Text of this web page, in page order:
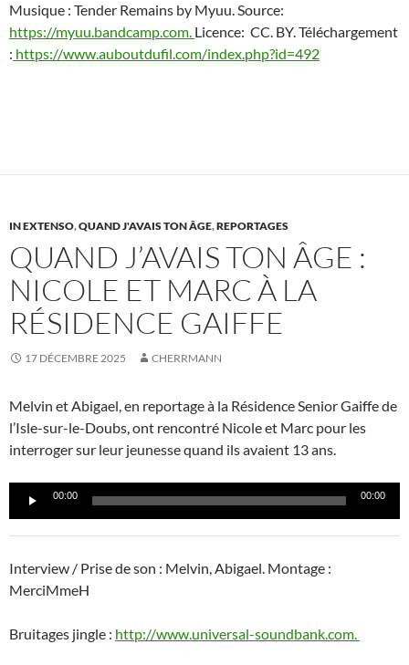
Musique : Tender Remains by Myuu. Source:
https://myuu.bandcamp.com. Licence: CC. BY. Téléchargement
: https://www.auboutdufil.com/index.php?id=492
IN EXTENSO,QUAND J'AVAIS TON ÂGE,REPORTAGES
QUAND J’AVAIS TON ÂGE :
NICOLE ET MARC À LA
RÉSIDENCE GAIFFE
17 DÉCEMBRE 2025 CHERRMANN
Melvin et Abigael, en reportage à la Résidence Senior Gaiffe de
l’Isle-sur-le-Doubs, ont rencontré Nicole et Marc pour les
interroger sur leur jeunesse quand ils avaient 13 ans.
Lecteur00:00 00:00
Interview / Prise de son : Melvin, Abigael. Montage :
MerciMmeH
Bruitages jingle : http://www.universal-soundbank.com.